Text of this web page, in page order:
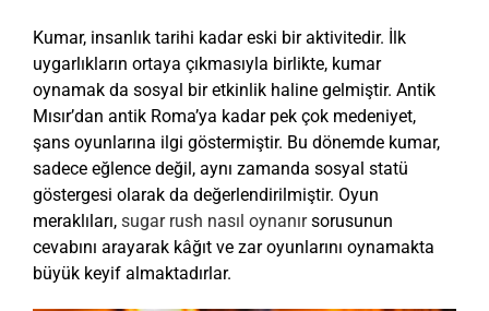
Kumar, insanlık tarihi kadar eski bir aktivitedir. İlk
uygarlıkların ortaya çıkmasıyla birlikte, kumar
oynamak da sosyal bir etkinlik haline gelmiştir. Antik
Mısır’dan antik Roma’ya kadar pek çok medeniyet,
şans oyunlarına ilgi göstermiştir. Bu dönemde kumar,
sadece eğlence değil, aynı zamanda sosyal statü
göstergesi olarak da değerlendirilmiştir. Oyun
meraklıları, sugar rush nasıl oynanırsorusunun
cevabını arayarak kâğıt ve zar oyunlarını oynamakta
büyük keyif almaktadırlar.